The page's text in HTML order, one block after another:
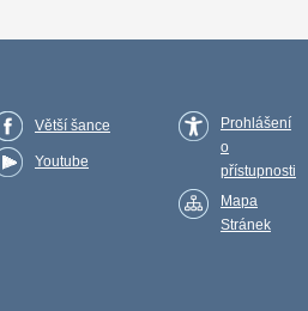
Větší šance
Youtube
Prohlášení
o
přístupnosti
Mapa
Stránek